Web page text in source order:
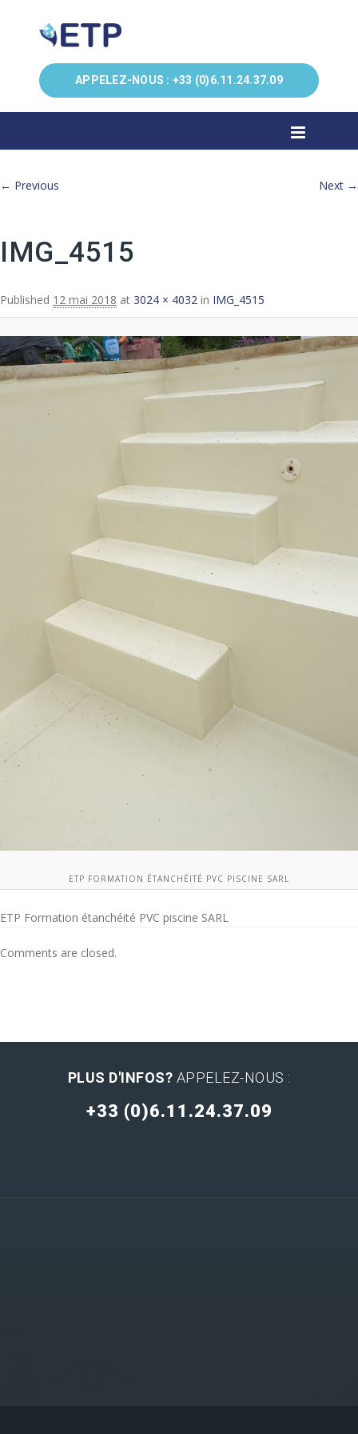
APPELEZ-NOUS : +33 (0)6.11.24.37.09
Image navigation
← Previous Next →
IMG_4515
Published 12 mai 2018 at 3024 × 4032 in IMG_4515
ETP FORMATION ÉTANCHÉITÉ PVC PISCINE SARL
ETP Formation étanchéité PVC piscine SARL
Comments are closed.
PLUS D'INFOS? APPELEZ-NOUS :
+33 (0)6.11.24.37.09